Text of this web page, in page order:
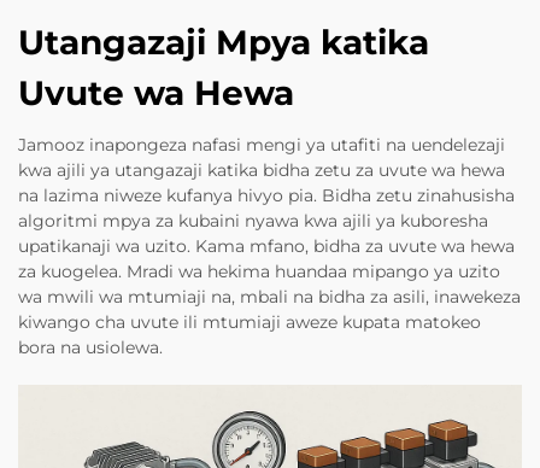
Utangazaji Mpya katika
Uvute wa Hewa
Jamooz inapongeza nafasi mengi ya utafiti na uendelezaji
kwa ajili ya utangazaji katika bidha zetu za uvute wa hewa
na lazima niweze kufanya hivyo pia. Bidha zetu zinahusisha
algoritmi mpya za kubaini nyawa kwa ajili ya kuboresha
upatikanaji wa uzito. Kama mfano, bidha za uvute wa hewa
za kuogelea. Mradi wa hekima huandaa mipango ya uzito
wa mwili wa mtumiaji na, mbali na bidha za asili, inawekeza
kiwango cha uvute ili mtumiaji aweze kupata matokeo
bora na usiolewa.